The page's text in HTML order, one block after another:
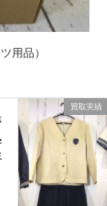
用品）
買取実績